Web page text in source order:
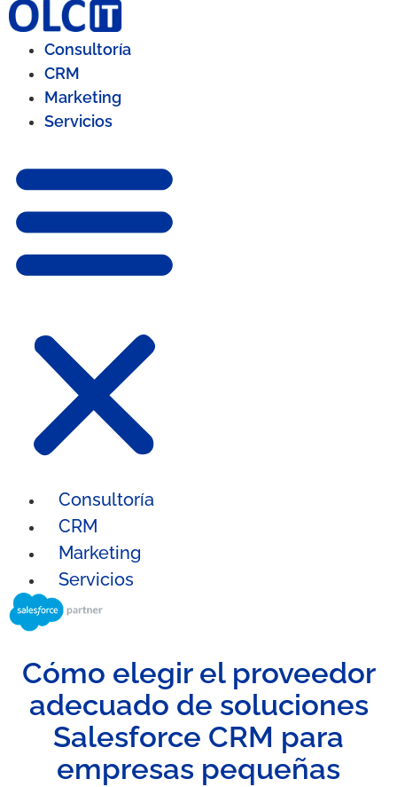
Consultoría
CRM
Marketing
Servicios
Consultoría
CRM
Marketing
Servicios
Cómo elegir el proveedor
adecuado de soluciones
Salesforce CRM para
empresas pequeñas